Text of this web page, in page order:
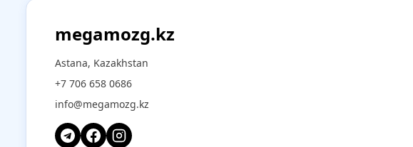
megamozg.kz
Astana, Kazakhstan
+7 706 658 0686
info@megamozg.kz